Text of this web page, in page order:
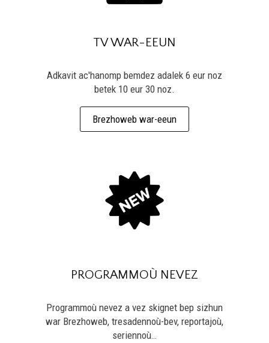
TV WAR-EEUN
Adkavit ac'hanomp bemdez adalek 6 eur noz
betek 10 eur 30 noz.
Brezhoweb war-eeun
PROGRAMMOÙ NEVEZ
Programmoù nevez a vez skignet bep sizhun
war Brezhoweb, tresadennoù-bev, reportajoù,
seriennoù…